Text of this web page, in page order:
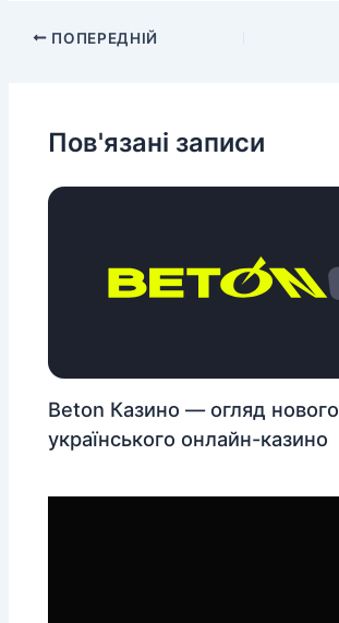
ПОПЕРЕДНІЙ
Пов'язані записи
Beton Казино — огляд нового
українського онлайн-казино